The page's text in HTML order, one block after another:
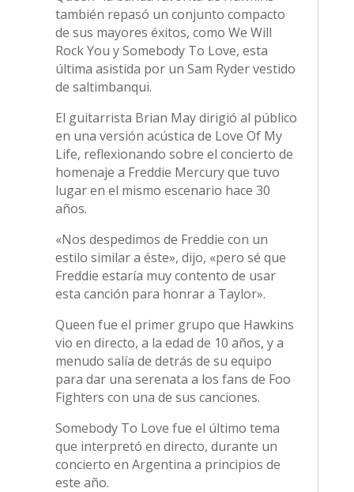
también repasó un conjunto compacto
de sus mayores éxitos, como We Will
Rock You y Somebody To Love, esta
última asistida por un Sam Ryder vestido
de saltimbanqui.
El guitarrista Brian May dirigió al público
en una versión acústica de Love Of My
Life, reflexionando sobre el concierto de
homenaje a Freddie Mercury que tuvo
lugar en el mismo escenario hace 30
años.
«Nos despedimos de Freddie con un
estilo similar a éste», dijo, «pero sé que
Freddie estaría muy contento de usar
esta canción para honrar a Taylor».
Queen fue el primer grupo que Hawkins
vio en directo, a la edad de 10 años, y a
menudo salía de detrás de su equipo
para dar una serenata a los fans de Foo
Fighters con una de sus canciones.
Somebody To Love fue el último tema
que interpretó en directo, durante un
concierto en Argentina a principios de
este año.